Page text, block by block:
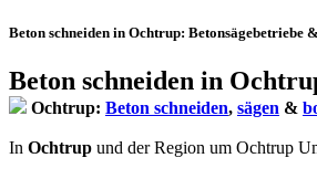
Beton schneiden in Ochtrup: Betonsägebetriebe
Beton schneiden in
Ochtrup: Beton schneiden, sägen &
In Ochtrup und der Region um Ochtrup